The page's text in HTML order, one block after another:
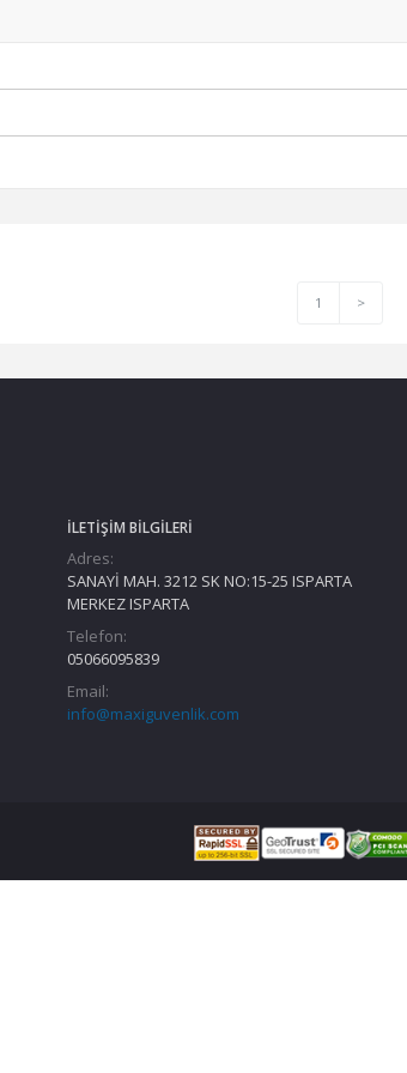
1 >
İLETIŞIM BILGILERI
Adres:
SANAYİ MAH. 3212 SK NO:15-25 ISPARTA
MERKEZ ISPARTA
Telefon:
05066095839
Email:
info@maxiguvenlik.com